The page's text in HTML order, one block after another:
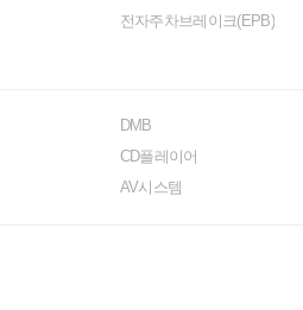
전자주차브레이크(EPB)
DMB
CD플레이어
AV시스템